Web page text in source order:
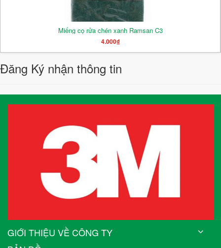
Miếng cọ rửa chén xanh Ramsan C3
4.000₫
Đăng Ký nhận thông tin
GIỚI THIỆU VỀ CÔNG TY